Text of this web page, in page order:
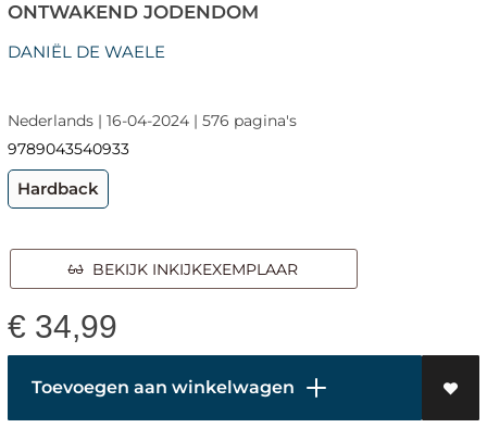
ONTWAKEND JODENDOM
DANIËL DE WAELE
Nederlands | 16-04-2024 | 576 pagina's
9789043540933
Hardback
BEKIJK INKIJKEXEMPLAAR
€ 34,99
Toevoegen aan winkelwagen